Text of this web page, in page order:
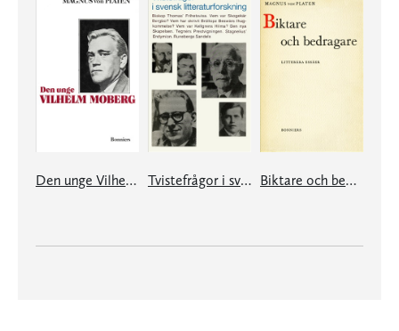
Den unge Vilhelm Moberg Tvistefrågor i svensk litteraturforskning Biktare och bedragare